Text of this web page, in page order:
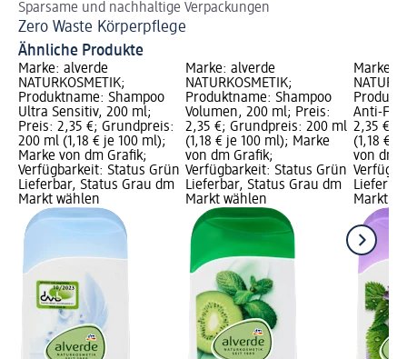
Sparsame und nachhaltige Verpackungen
Zero Waste Körperpflege
Ähnliche Produkte
Marke: alverde
NATURKOSMETIK;
Produktname: Shampoo
Ultra Sensitiv, 200 ml;
Preis: 2,35 €; Grundpreis:
200 ml (1,18 € je 100 ml);
Marke von dm Grafik;
Verfügbarkeit: Status Grün
Lieferbar, Status Grau dm
Markt wählen
Marke: alverde
NATURKOSMETIK;
Produktname: Shampoo
Volumen, 200 ml; Preis:
2,35 €; Grundpreis: 200 ml
(1,18 € je 100 ml); Marke
von dm Grafik;
Verfügbarkeit: Status Grün
Lieferbar, Status Grau dm
Markt wählen
Marke:
Anti-
2,35 €;
(1,18 €
von dm
Markt